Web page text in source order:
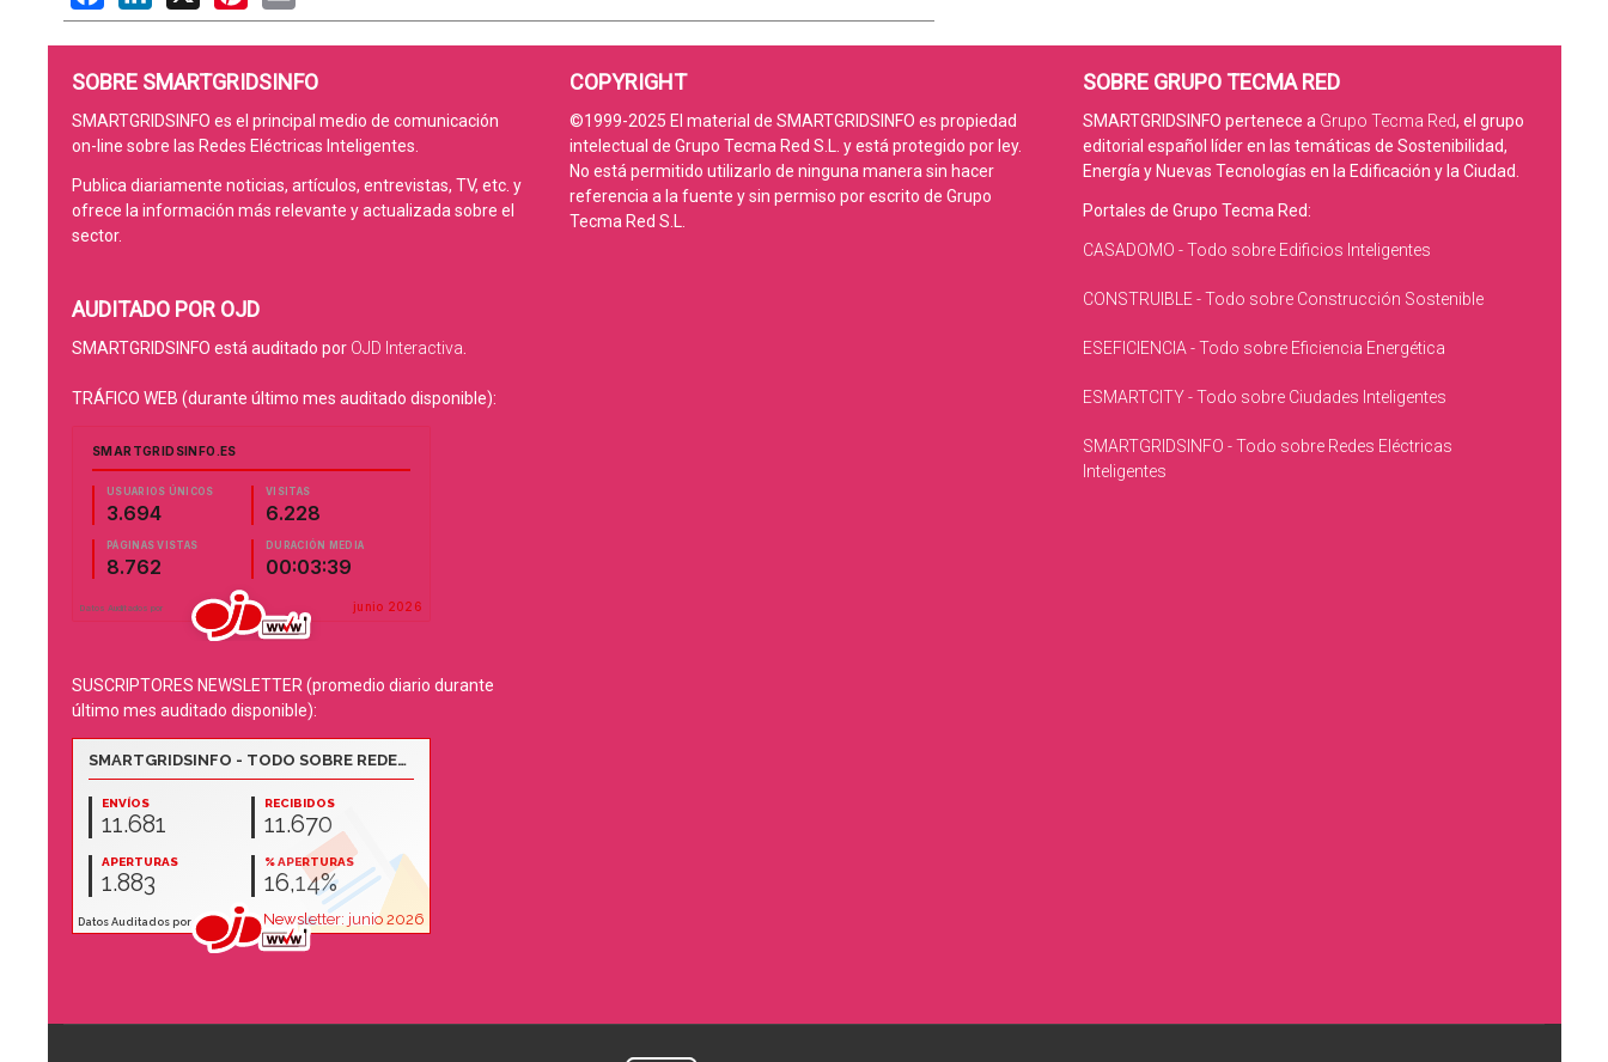
SOBRE SMARTGRIDSINFO
SMARTGRIDSINFO es el principal medio de comunicación
on-line sobre las Redes Eléctricas Inteligentes.
Publica diariamente noticias, artículos, entrevistas, TV, etc. y
ofrece la información más relevante y actualizada sobre el
sector.
AUDITADO POR OJD
SMARTGRIDSINFO está auditado por OJD Interactiva
TRÁFICO WEB (durante último mes auditado disponible):
SUSCRIPTORES NEWSLETTER (promedio diario durante
último mes auditado disponible):
COPYRIGHT
©1999-2025 El material de SMARTGRIDSINFO es propiedad
intelectual de Grupo Tecma Red S.L. y está protegido por ley.
No está permitido utilizarlo de ninguna manera sin hacer
referencia a la fuente y sin permiso por escrito de Grupo
Tecma Red S.L.
SOBRE GRUPO TECMA RED
SMARTGRIDSINFO pertenece a Grupo Tecma Red, el grupo
editorial español líder en las temáticas de Sostenibilidad,
Energía y Nuevas Tecnologías en la Edificación y la Ciudad.
Portales de Grupo Tecma Red:
CASADOMO - Todo sobre Edificios Inteligentes
CONSTRUIBLE - Todo sobre Construcción Sostenible
ESEFICIENCIA - Todo sobre Eficiencia Energética
ESMARTCITY - Todo sobre Ciudades Inteligentes
SMARTGRIDSINFO - Todo sobre Redes Eléctricas
Inteligentes